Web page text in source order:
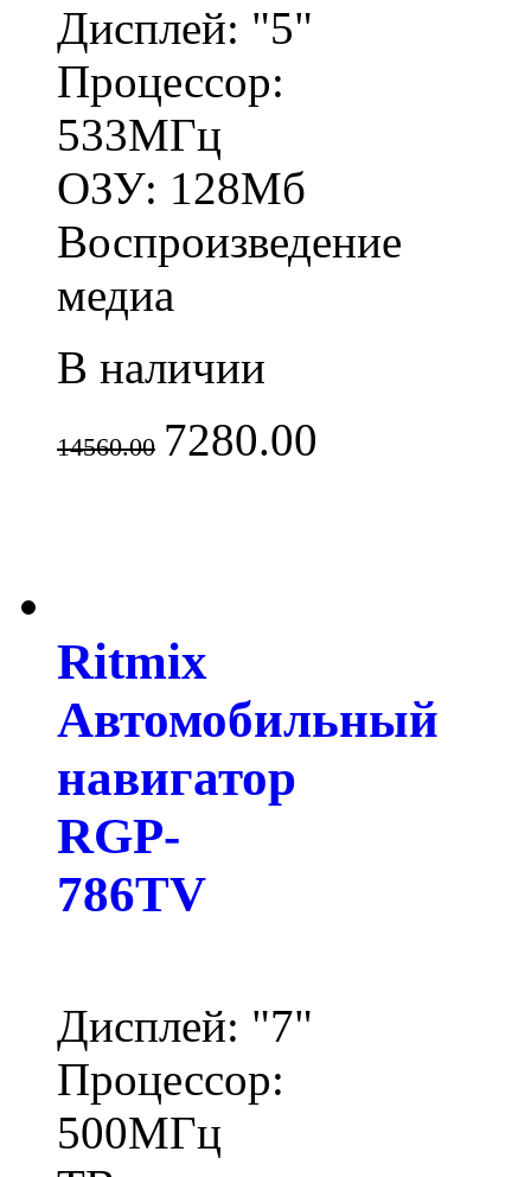
Дисплей: "5"
Процессор:
533МГц
ОЗУ: 128Мб
Воспроизведение
медиа
В наличии
14560.00 7280.00
Ritmix
Автомобильный
навигатор
RGP-
786TV
Дисплей: "7"
Процессор:
500МГц